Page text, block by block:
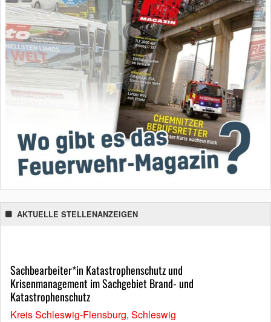
AKTUELLE STELLENANZEIGEN
Sachbearbeiter*in Katastrophenschutz und
Krisenmanagement im Sachgebiet Brand- und
Katastrophenschutz
Kreis Schleswig-Flensburg, Schleswig